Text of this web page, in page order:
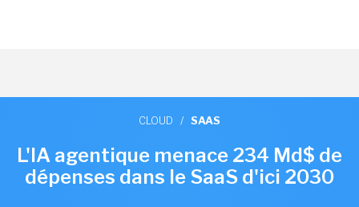
CLOUD / SAAS
L'IA agentique menace 234 Md$ de
dépenses dans le SaaS d'ici 2030